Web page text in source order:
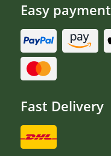
Easy payment
Fast Delivery